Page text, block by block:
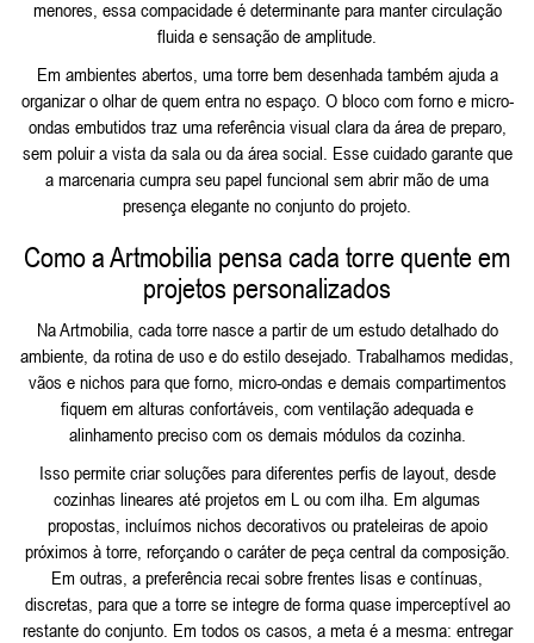
menores, essa compacidade é determinante para manter circulação
fluida e sensação de amplitude.
Em ambientes abertos, uma torre bem desenhada também ajuda a
organizar o olhar de quem entra no espaço. O bloco com forno e micro-
ondas embutidos traz uma referência visual clara da área de preparo,
sem poluir a vista da sala ou da área social. Esse cuidado garante que
a marcenaria cumpra seu papel funcional sem abrir mão de uma
presença elegante no conjunto do projeto.
Como a Artmobilia pensa cada torre quente em
projetos personalizados
Na Artmobilia, cada torre nasce a partir de um estudo detalhado do
ambiente, da rotina de uso e do estilo desejado. Trabalhamos medidas,
vãos e nichos para que forno, micro-ondas e demais compartimentos
fiquem em alturas confortáveis, com ventilação adequada e
alinhamento preciso com os demais módulos da cozinha.
Isso permite criar soluções para diferentes perfis de layout, desde
cozinhas lineares até projetos em L ou com ilha. Em algumas
propostas, incluímos nichos decorativos ou prateleiras de apoio
próximos à torre, reforçando o caráter de peça central da composição.
Em outras, a preferência recai sobre frentes lisas e contínuas,
discretas, para que a torre se integre de forma quase imperceptível ao
restante do conjunto. Em todos os casos, a meta é a mesma: entregar